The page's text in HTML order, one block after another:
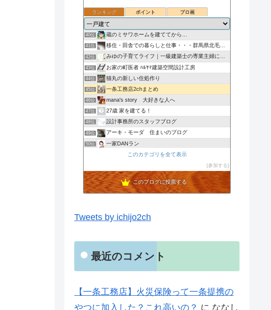
ランキング ポイント ブロ画
38位 ついのすみかはここにあるか
39位 小型焼却炉の選び方
40位 蔵のミサワホームを建ててから…
41位 移住・田舎での暮らしと仕事・・・群馬県北毛みなかみエリア
42位 みゆの子育てライフ｜一級建築士の専業主婦による子ども・家
43位 お家の町医者 ﾊﾙﾔﾏ建築空間設計工房
44位 猫丸の新しい住処作り
45位 一条工務店2chまとめ
46位 mana's story 大好きな人へ
47位 27歳 家を建てる！
48位 設計事務所のスタッフブログ
49位 アーキ・モーダ 住まいのブログ
50位 一家DANラン
不動産屋の独り言このカテゴリを全て表示
参加する
このブログに投票する
Tweets by ichijo2ch
最近のコメント
【一条工務店】火災保険って一条提携の
やつに加入した？これ高いの？ に ななし